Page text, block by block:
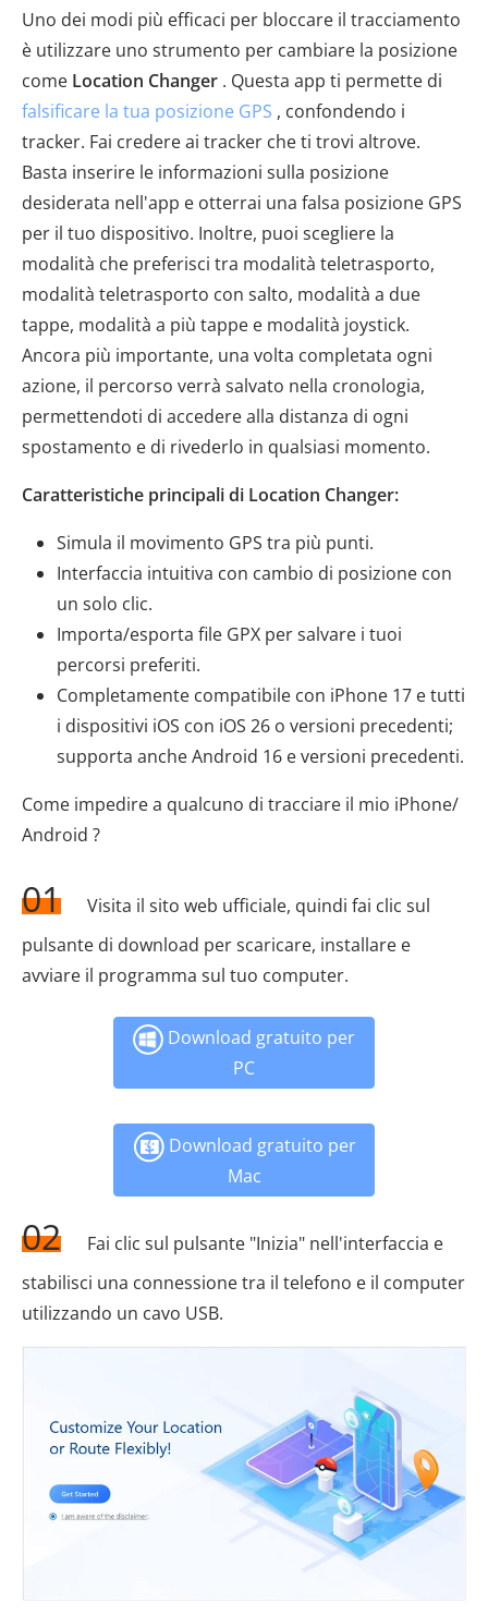
Uno dei modi più efficaci per bloccare il tracciamento
è utilizzare uno strumento per cambiare la posizione
come Location Changer . Questa app ti permette di
falsificare la tua posizione GPS , confondendo i
tracker. Fai credere ai tracker che ti trovi altrove.
Basta inserire le informazioni sulla posizione
desiderata nell'app e otterrai una falsa posizione GPS
per il tuo dispositivo. Inoltre, puoi scegliere la
modalità che preferisci tra modalità teletrasporto,
modalità teletrasporto con salto, modalità a due
tappe, modalità a più tappe e modalità joystick.
Ancora più importante, una volta completata ogni
azione, il percorso verrà salvato nella cronologia,
permettendoti di accedere alla distanza di ogni
spostamento e di rivederlo in qualsiasi momento.
Caratteristiche principali di Location Changer:
Simula il movimento GPS tra più punti.
Interfaccia intuitiva con cambio di posizione con
un solo clic.
Importa/esporta file GPX per salvare i tuoi
percorsi preferiti.
Completamente compatibile con iPhone 17 e tutti
i dispositivi iOS con iOS 26 o versioni precedenti;
supporta anche Android 16 e versioni precedenti.
Come impedire a qualcuno di tracciare il mio iPhone/
Android ?
01
Visita il sito web ufficiale, quindi fai clic sul
pulsante di download per scaricare, installare e
avviare il programma sul tuo computer.
Download gratuito per
PC
Download gratuito per
Mac
02
Fai clic sul pulsante "Inizia" nell'interfaccia e
stabilisci una connessione tra il telefono e il computer
utilizzando un cavo USB.